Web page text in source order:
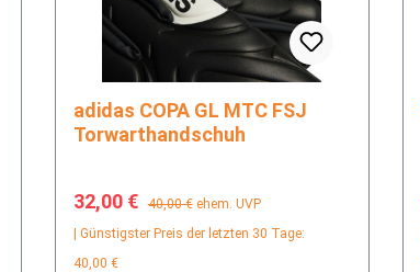
adidas COPA GL MTC FSJ
Torwarthandschuh
Verkaufspreis:
32,00 € Regulärer Preis:
40,00 € ehem. UVP
| Günstigster Preis der letzten 30 Tage:
40,00 €